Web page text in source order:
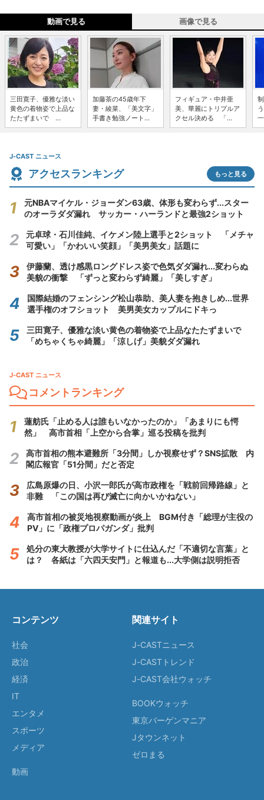
動画で見る 画像で見る
三田寛子、優雅な淡い
黄色の着物姿で上品な
たたずまいで ...
加藤茶の45歳年下
妻・綾菜、「美文字」
手書き勉強ノート...
フィギュア・中井亜
美、華麗にトリプルア
クセル決める 「...
J-CAST ニュース
アクセスランキング もっと見る
元NBAマイケル・ジョーダン63歳、体形も変わらず...スター
のオーラダダ漏れ サッカー・ハーランドと最強2ショット
元卓球・石川佳純、イケメン陸上選手と2ショット 「メチャ
可愛い」「かわいい笑顔」「美男美女」話題に
伊藤蘭、透け感黒ロングドレス姿で色気ダダ漏れ...変わらぬ
美貌の衝撃 「ずっと変わらず綺麗」「美しすぎ」
国際結婚のフェンシング松山恭助、美人妻を抱きしめ...世界
選手権のオフショット 美男美女カップルにドキっ
三田寛子、優雅な淡い黄色の着物姿で上品なたたずまいで
「めちゃくちゃ綺麗」「涼しげ」美貌ダダ漏れ
J-CAST ニュース
コメントランキング
蓮舫氏「止める人は誰もいなかったのか」「あまりにも愕
然」 高市首相「上空から合掌」巡る投稿を批判
高市首相の熊本避難所「3分間」しか視察せず？SNS拡散 内
閣広報官「51分間」だと否定
広島原爆の日、小沢一郎氏が高市政権を「戦前回帰路線」と
非難 「この国は再び滅亡に向かいかねない」
高市首相の被災地視察動画が炎上 BGM付き「総理が主役の
PV」に「政権プロパガンダ」批判
処分の東大教授が大学サイトに仕込んだ「不適切な言葉」と
は？ 各紙は「六四天安門」と報道も...大学側は説明拒否
コンテンツ
社会
政治
経済
IT
エンタメ
スポーツ
メディア
動画
関連サイト
J-CASTニュース
J-CASTトレンド
J-CAST会社ウォッチ
BOOKウォッチ
東京バーゲンマニア
Jタウンネット
ゼロまる